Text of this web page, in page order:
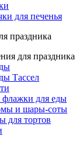
для печенья
праздника
для праздника
Тассел
для еды
и шары-соты
для тортов